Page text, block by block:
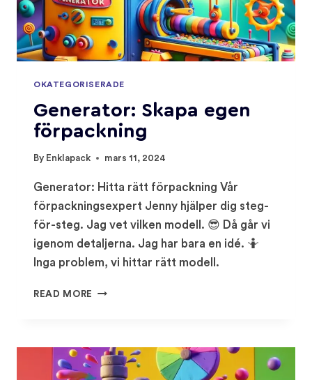
OKATEGORISERADE
Generator: Skapa egen
förpackning
By Enklapack mars 11, 2024
Generator: Hitta rätt förpackning Vår
förpackningsexpert Jenny hjälper dig steg-
för-steg. Jag vet vilken modell. 😎 Då går vi
igenom detaljerna. Jag har bara en idé. 🤷
Inga problem, vi hittar rätt modell.
READ MORE GENERATOR: